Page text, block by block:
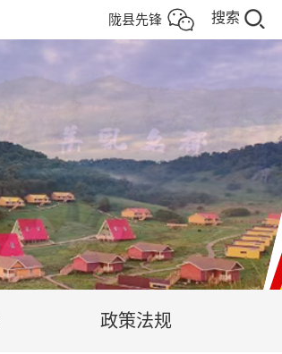
陇县先锋 搜索
政策法规